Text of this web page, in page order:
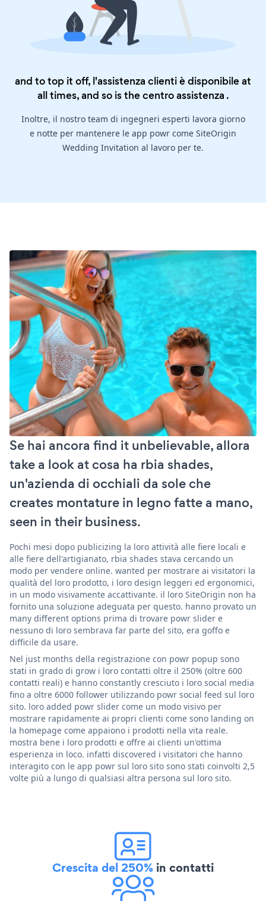
and to top it off, l'assistenza clienti è disponibile at
all times, and so is thecentro assistenza .
Inoltre, il nostro team di ingegneri esperti lavora giorno
e notte per mantenere le app powr come SiteOrigin
Wedding Invitation al lavoro per te.
Se hai ancora find it unbelievable, allora
take a look at cosa ha rbia shades,
un'azienda di occhiali da sole che
creates montature in legno fatte a mano,
seen in their business.
Pochi mesi dopo publicizing la loro attività alle fiere locali e
alle fiere dell'artigianato, rbia shades stava cercando un
modo per vendere online. wanted per mostrare ai visitatori la
qualità del loro prodotto, i loro design leggeri ed ergonomici,
in un modo visivamente accattivante. il loro SiteOrigin non ha
fornito una soluzione adeguata per questo. hanno provato un
many different options prima di trovare powr slider e
nessuno di loro sembrava far parte del sito, era goffo e
difficile da usare.
Nel just months della registrazione con powr popup sono
stati in grado di grow i loro contatti oltre il 250% (oltre 600
contatti reali) e hanno constantly cresciuto i loro social media
fino a oltre 6000 follower utilizzando powr social feed sul loro
sito. loro added powr slider come un modo visivo per
mostrare rapidamente ai propri clienti come sono landing on
la homepage come appaiono i prodotti nella vita reale.
mostra bene i loro prodotti e offre ai clienti un'ottima
esperienza in loco. infatti discovered i visitatori che hanno
interagito con le app powr sul loro sito sono stati coinvolti 2,5
volte più a lungo di qualsiasi altra persona sul loro sito.
Crescita del 250% in contatti